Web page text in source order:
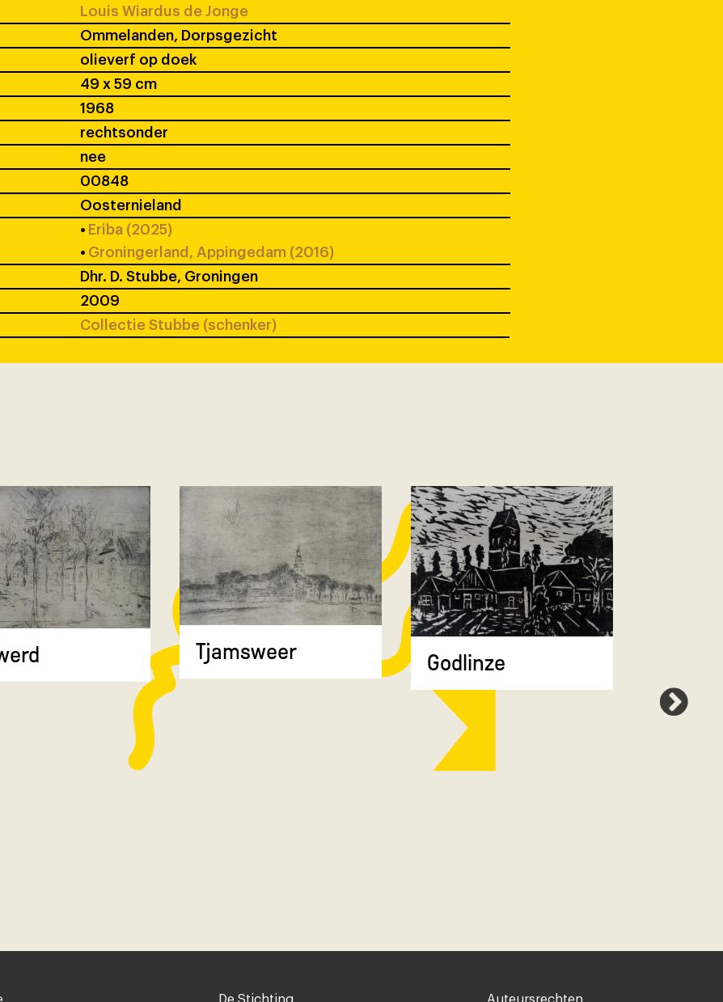
Louis Wiardus de Jonge
Ommelanden, Dorpsgezicht
olieverf op doek
49 x 59 cm
1968
rechtsonder
nee
00848
Oosternieland
• Eriba (2025)
• Groningerland, Appingedam (2016)
Dhr. D. Stubbe, Groningen
2009
Collectie Stubbe (schenker)
Tjamsweer Godlinze
De Stichting Auteursrechten